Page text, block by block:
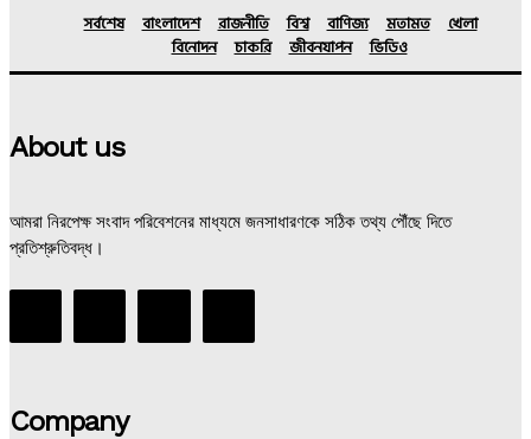
সর্বশেষ বাংলাদেশ রাজনীতি বিশ্ব বাণিজ্য মতামত
খেলা
বিনোদন
চাকরি জীবনযাপন ভিডিও
About us
আমরা নিরপেক্ষ সংবাদ পরিবেশনের মাধ্যমে জনসাধারণকে সঠিক তথ্য পৌঁছে দিতে
প্রতিশ্রুতিবদ্ধ।
Company